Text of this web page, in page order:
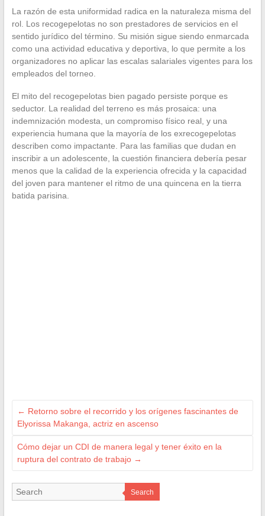
La razón de esta uniformidad radica en la naturaleza misma del
rol. Los recogepelotas no son prestadores de servicios en el
sentido jurídico del término. Su misión sigue siendo enmarcada
como una actividad educativa y deportiva, lo que permite a los
organizadores no aplicar las escalas salariales vigentes para los
empleados del torneo.
El mito del recogepelotas bien pagado persiste porque es
seductor. La realidad del terreno es más prosaica: una
indemnización modesta, un compromiso físico real, y una
experiencia humana que la mayoría de los exrecogepelotas
describen como impactante. Para las familias que dudan en
inscribir a un adolescente, la cuestión financiera debería pesar
menos que la calidad de la experiencia ofrecida y la capacidad
del joven para mantener el ritmo de una quincena en la tierra
batida parisina.
← Retorno sobre el recorrido y los orígenes fascinantes de
Elyorissa Makanga, actriz en ascenso
Cómo dejar un CDI de manera legal y tener éxito en la
ruptura del contrato de trabajo →
Search